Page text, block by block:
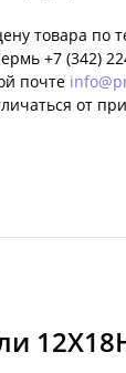
товара по
+7 (342)
почте
от